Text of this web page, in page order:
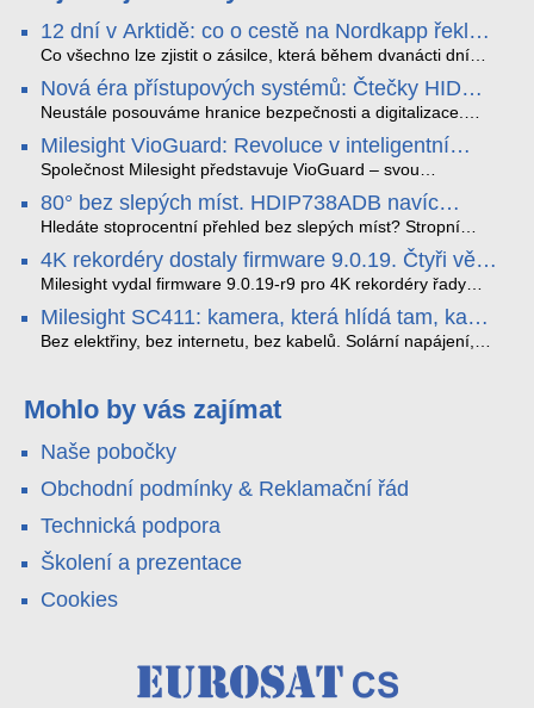
12 dní v Arktidě: co o cestě na Nordkapp řekla
data ze SMARTBOX 2 MAX
Co všechno lze zjistit o zásilce, která během dvanácti dní
projede Arktidou? SMARTBOX 2 MAX jsme vzali na trasu z
Tromsø přes Lofoty, Kirunu a finské Laponsko až na
Nordkapp. Bez jediného dobití, v mrazu až −13 °C a mimo
stabilní mobilní signál zaznamenával polohu, teplotu, světlo,
otřesy i náklon. Výsledkem není jen čára na mapě, ale
podrobný datový příběh celé cesty.
Nová éra přístupových systémů: Čtečky HID
Signo
Neustále posouváme hranice bezpečnosti a digitalizace.
Rádi bychom Vám proto představili naši nejnovější nabídku
v oblasti kontroly přístupu – moderní a vysoce univerzální
čtečky HID Signo.
Milesight VioGuard: Revoluce v inteligentní
detekci dopravních přestupků
Společnost Milesight představuje VioGuard – svou
nejnovější proprietární technologii pro pokročilou detekci
dopravních přestupků. Tento systém, poháněný
sofistikovanými algoritmy umělé inteligence (AI), je navržen
tak, aby poskytoval komplexní nástroje pro vymáhání
dopravních předpisů, zvyšoval bezpečnost na silnicích a
optimalizoval plynulost dopravy v moderních městech.
80° bez slepých míst. HDIP738ADB navíc
streamuje na YouTube – bez PC.
Hledáte stoprocentní přehled bez slepých míst? Stropní
panoramatická kamera HDIP738ADB skládá obraz ze dvou
4MP senzorů SONY do jednoho čistého 180° záběru bez
zkreslení. K tomu přidává AI detekci osob a vozidel,
obousměrný zvuk a unikátní možnost přímého vysílání na
YouTube – bez běžícího počítače.
4K rekordéry dostaly firmware 9.0.19. Čtyři věci,
které musíte vědět.
Milesight vydal firmware 9.0.19-r9 pro 4K rekordéry řady
H.265. Pokud tyhle systémy instalujete, jsou tu čtyři věci,
které vám zjednoduší práci – a jedna z nich vám ušetří
spoustu zbytečných výjezdů k zákazníkům.
Milesight SC411: kamera, která hlídá tam, kam
kabel nedosáhne
Bez elektřiny, bez internetu, bez kabelů. Solární napájení,
váš telefon. Podívejte se na video.
Mohlo by vás zajímat
Naše pobočky
Obchodní podmínky & Reklamační řád
Technická podpora
Školení a prezentace
Cookies